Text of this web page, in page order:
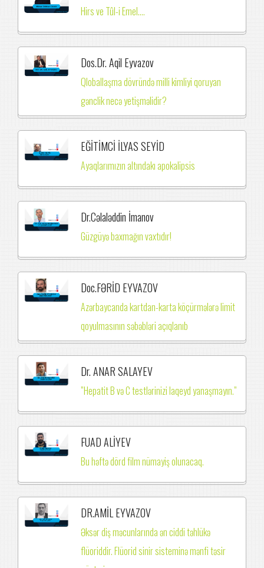
Hirs ve Tûl-i Emel....
Dos.Dr. Aqil Eyvazov
Qloballaşma dövründə milli kimliyi qoruyan
gənclik necə yetişməlidir?
EĞİTİMCİ İLYAS SEYİD
Ayaqlarımızın altındakı apokalipsis
Dr.Cəlaləddin İmanov
Güzgüyə baxmağın vaxtıdır!
Doc.FƏRİD EYVAZOV
Azərbaycanda kartdan-karta köçürmələrə limit
qoyulmasının səbəbləri açıqlanıb
Dr. ANAR SALAYEV
”Hepatit B və C testlərinizi laqeyd yanaşmayın.”
FUAD ALİYEV
Bu həftə dörd film nümayiş olunacaq.
DR.AMİL EYVAZOV
Əksər diş məcunlarında ən ciddi təhlükə
flüoriddir. Flüorid sinir sisteminə mənfi təsir